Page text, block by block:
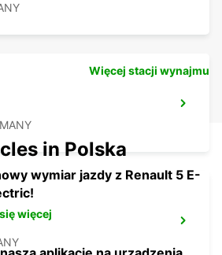
Więcej stacji wynajmu
in Polska
wymiar jazdy z Renault 5 E-
więcej